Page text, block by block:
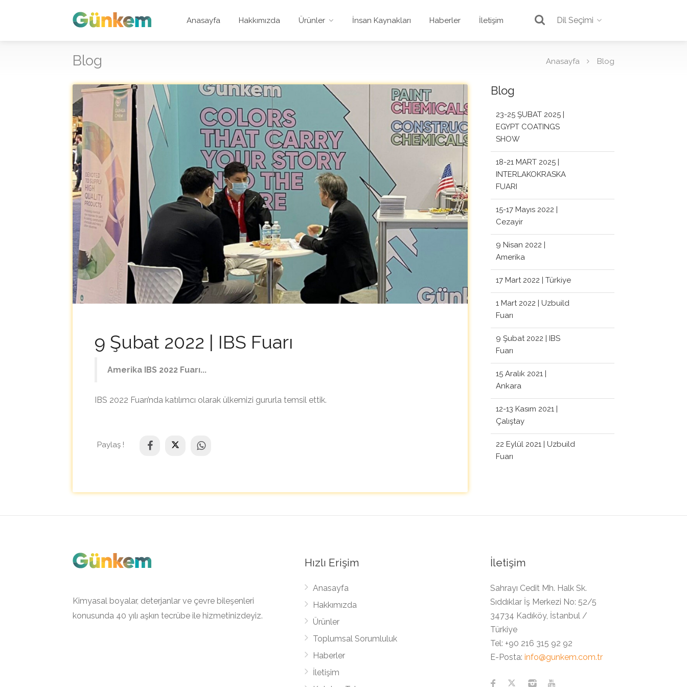
Anasayfa Hakkımızda Ürünler İnsan Kaynakları Haberler İletişim Dil Seçimi
Blog Anasayfa Blog
9 Şubat 2022 | IBS Fuarı
Amerika IBS 2022 Fuarı...
IBS 2022 Fuarı’nda katılımcı olarak ülkemizi gururla temsil ettik.
Paylaş !
Blog
23-25 ŞUBAT 2025 |
EGYPT COATINGS
SHOW
18-21 MART 2025 |
INTERLAKOKRASKA
FUARI
15-17 Mayıs 2022 |
Cezayir
9 Nisan 2022 |
Amerika
17 Mart 2022 | Türkiye
1 Mart 2022 | Uzbuild
Fuarı
9 Şubat 2022 | IBS
Fuarı
15 Aralık 2021 |
Ankara
12-13 Kasım 2021 |
Çalıştay
22 Eylül 2021 | Uzbuild
Fuarı
Kimyasal boyalar, deterjanlar ve çevre bileşenleri
konusunda 40 yılı aşkın tecrübe ile hizmetinizdeyiz.
Hızlı Erişim
Anasayfa
Hakkımızda
Ürünler
Toplumsal Sorumluluk
Haberler
İletişim
İletişim
Sahrayı Cedit Mh. Halk Sk.
Sıddıklar İş Merkezi No: 52/5
34734 Kadıköy, İstanbul /
Türkiye
Tel: +90 216 315 92 92
E-Posta: info@gunkem.com.tr